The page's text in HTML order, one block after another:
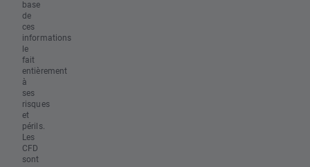
base
de
ces
informations
le
fait
entièrement
à
ses
risques
et
périls.
Les
CFD
sont